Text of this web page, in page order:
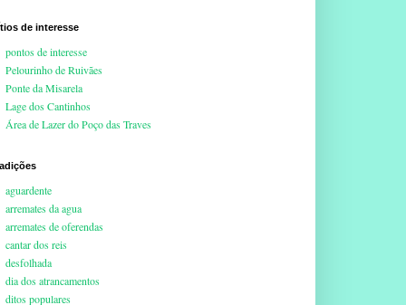
de interesse
pontos de interesse
Pelourinho de Ruivães
Ponte da Misarela
Lage dos Cantinhos
Área de Lazer do Poço das Traves
aguardente
arremates da agua
arremates de oferendas
cantar dos reis
desfolhada
dia dos atrancamentos
ditos populares